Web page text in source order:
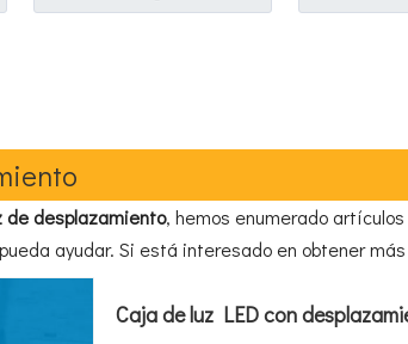
desplazamiento, hemos enumerado
ayudar. Si está interesado en obtener
Caja de luz LED con